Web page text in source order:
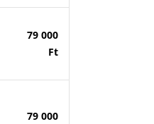
79 000
Ft
79 000